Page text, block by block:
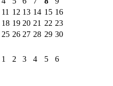
11 12 13 14 15 16
18 19 20 21 22 23
25 26 27 28 29 30
1 2 3 4 5 6